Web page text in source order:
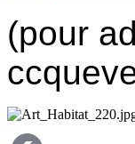
(pour